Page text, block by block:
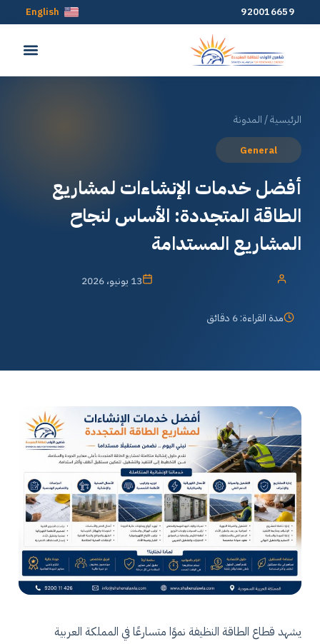
920016659
English
الرئيسية/المدونة
General
أفضل خدمات الإنشاءات لمشاريع
الطاقة المتجددة: الأساس لنجاح
المشاريع المستدامة
13 يونيو، 2026
مدة القراءة: 6 دقائق
يشهد قطاع الطاقة النظيفة نموًا متسارعًا في المملكة العربية